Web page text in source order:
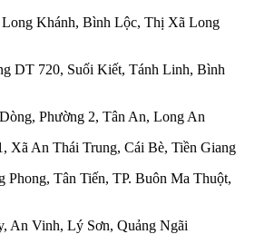
Khánh, Bình Lộc, Thị Xã Long
DT 720, Suối Kiết, Tánh Linh, Bình
Phường 2, Tân An, Long An
Xã An Thái Trung, Cái Bè, Tiền Giang
Phong, Tân Tiến, TP. Buôn Ma Thuột,
An Vinh, Lý Sơn, Quảng Ngãi